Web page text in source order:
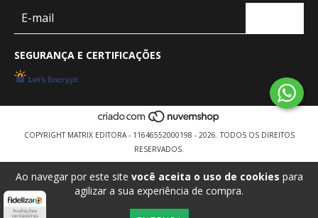
Ao navegar por este site você aceita o uso de cookies para
agilizar a sua experiência de compra.
SEGURANÇA E CERTIFICAÇÕES
COPYRIGHT MATRIX EDITORA - 11646552000198 - 2026. TODOS OS DIREITOS
RESERVADOS.